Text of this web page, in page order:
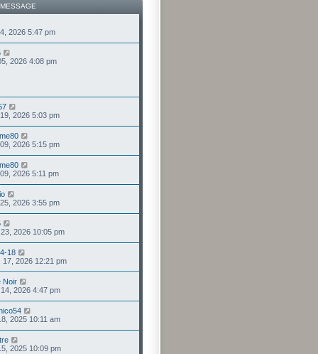
2026 5:47 pm
2026 4:08 pm
2026 5:03 pm
2026 5:15 pm
2026 5:11 pm
2026 3:55 pm
2026 10:05 pm
18
17, 2026 12:21 pm
Noir
2026 4:47 pm
2025 10:11 am
2025 10:09 pm